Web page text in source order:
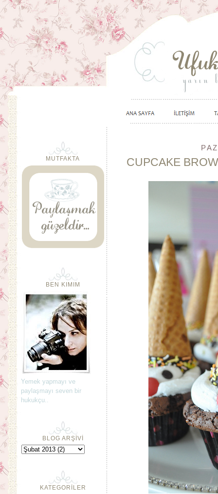
CUPCAKE
MUTFAKTA
BEN KIMIM
Yemek yapmayı ve
paylaşmayı seven bir
hukukçu..
BLOG ARŞİVİ
KATEGORİLER